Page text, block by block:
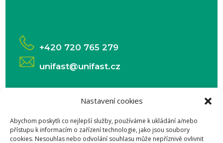
Nastavení cookies
Abychom poskytli co nejlepší služby, používáme k ukládání a/nebo
přístupu k informacím o zařízení technologie, jako jsou soubory
cookies. Nesouhlas nebo odvolání souhlasu může nepříznivě ovlivnit
+420 720 765 279
unifast@unifast.cz
© 2025 Unifast solar s.r.o. | Tvorba